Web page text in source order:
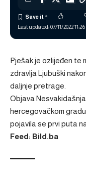
Last updated: 07/11/2022 11:26
Pješak je ozlijeđen te
zdravlja Ljubuški
daljnje pretrage.
Objava
hercegovačkom
pojavila se prvi puta
Feed: Bild.ba